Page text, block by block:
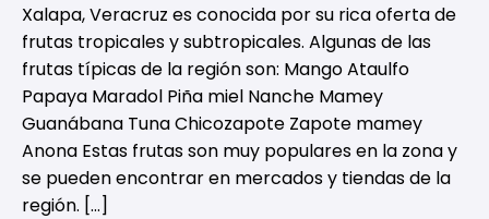
Xalapa, Veracruz es conocida por su rica oferta de
frutas tropicales y subtropicales. Algunas de las
frutas típicas de la región son: Mango Ataulfo
Papaya Maradol Piña miel Nanche Mamey
Guanábana Tuna Chicozapote Zapote mamey
Anona Estas frutas son muy populares en la zona y
se pueden encontrar en mercados y tiendas de la
región. […]